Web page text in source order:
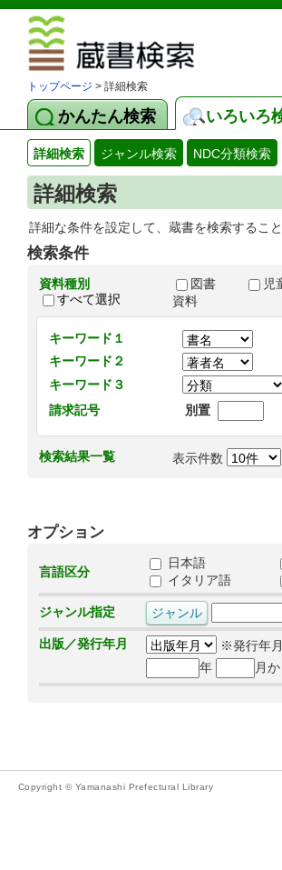
トップページ > 詳細検索
かんたん検索 いろいろ
詳細検索 ジャンル検索 NDC分類検索
詳細検索
詳細な条件を設定して、蔵書を検索すること
検索条件
資料種別
すべて選択
図書 児
資料
キーワード１
キーワード２
キーワード３
請求記号
別置
検索結果一覧 表示件数
オプション
言語区分
日本語
イタリア語
ジャンル指定
出版／発行年月
※発行年
年
月
Copyright © Yamanashi Prefectural Library